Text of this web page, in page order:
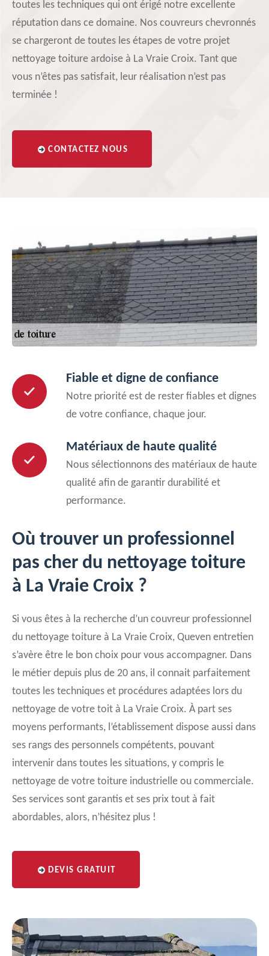
toutes les techniques qui ont érigé notre excellente
réputation dans ce domaine. Nos couvreurs chevronnés
se chargeront de toutes les étapes de votre projet
nettoyage toiture ardoise à La Vraie Croix. Tant que
vous n’êtes pas satisfait, leur réalisation n’est pas
terminée !
CONTACTEZ NOUS
Fiable et digne de confiance
Notre priorité est de rester fiables et dignes
de votre confiance, chaque jour.
Matériaux de haute qualité
Nous sélectionnons des matériaux de haute
qualité afin de garantir durabilité et
performance.
Où trouver un professionnel
pas cher du nettoyage toiture
à La Vraie Croix ?
Si vous êtes à la recherche d’un couvreur professionnel
du nettoyage toiture à La Vraie Croix, Queven entretien
s’avère être le bon choix pour vous accompagner. Dans
le métier depuis plus de 20 ans, il connait parfaitement
toutes les techniques et procédures adaptées lors du
nettoyage de votre toit à La Vraie Croix. À part ses
moyens performants, l’établissement dispose aussi dans
ses rangs des personnels compétents, pouvant
intervenir dans toutes les situations, y compris le
nettoyage de votre toiture industrielle ou commerciale.
Ses services sont garantis et ses prix tout à fait
abordables, alors, n’hésitez plus !
DEVIS GRATUIT